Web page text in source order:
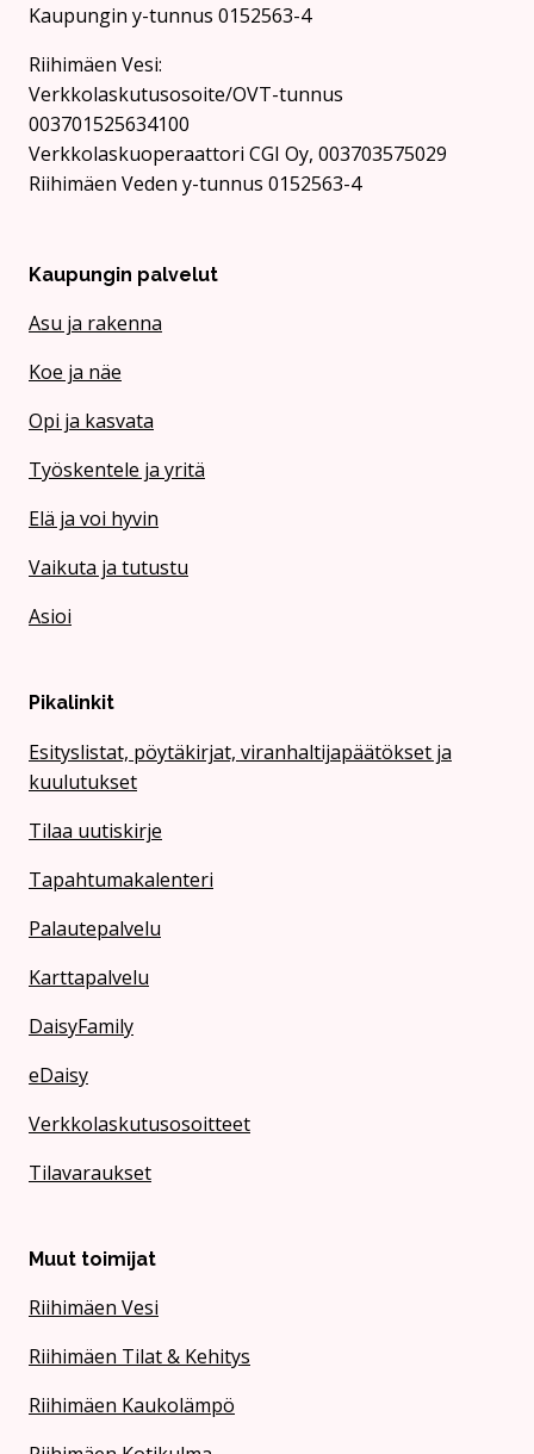
Kaupungin y-tunnus 0152563-4
Rii­hi­mäen Vesi:
Verkkolaskutusosoite/OVT-tunnus
003701525634100
Verkkolaskuoperaattori CGI Oy, 003703575029
Riihimäen Veden y-tunnus 0152563-4
Kaupungin palvelut
Asu ja rakenna
Koe ja näe
Opi ja kasvata
Työskentele ja yritä
Elä ja voi hyvin
Vaikuta ja tutustu
Asioi
Pikalinkit
Esityslistat, pöytäkirjat, viranhaltijapäätökset ja
kuulutukset
Tilaa uutiskirje
Tapahtumakalenteri
Palautepalvelu
Karttapalvelu
DaisyFamily
eDaisy
Verkkolaskutusosoitteet
Tilavaraukset
Muut toimijat
Riihimäen Vesi
Riihimäen Tilat & Kehitys
Riihimäen Kaukolämpö